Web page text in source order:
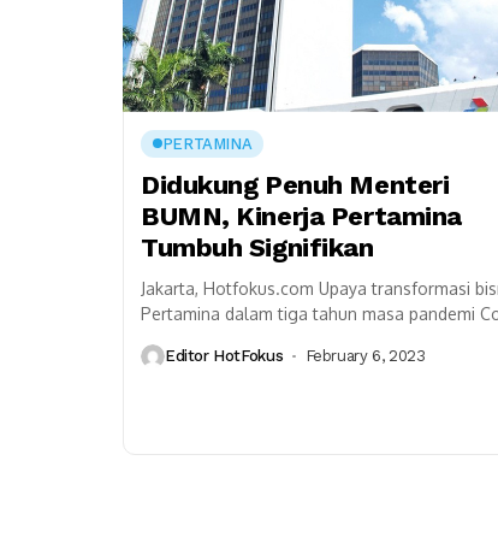
PERTAMINA
Didukung Penuh Menteri
BUMN, Kinerja Pertamina
Tumbuh Signifikan
Jakarta, Hotfokus.com Upaya transformasi
Pertamina dalam tiga tahun masa pandemi
penuh dari Menteri BUMN sebagai pemegang...
Editor HotFokus February 6, 2023